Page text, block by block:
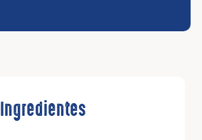
Ingredientes